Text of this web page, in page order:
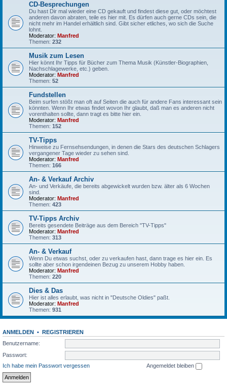
CD-Besprechungen
Du hast Dir mal wieder eine CD gekauft und findest diese gut, oder möchtest
anderen davon abraten, teile es hier mit. Es dürfen auch gerne CDs sein, die
nicht mehr im Handel erhältlich sind. Gibt sicher etliches, wo sich die Suche
lohnt.
Moderator: Manfred
Themen: 232
Musik zum Lesen
Hier könnt Ihr Tipps für Bücher zum Thema Musik (Künstler-Biographien,
Nachschlagewerke, etc.) geben.
Moderator: Manfred
Themen: 52
Fundstellen
Beim surfen stößt man oft auf Seiten die auch für andere Fans interessant sein
könnten. Wenn Ihr etwas findet wovon Ihr glaubt, daß man es anderen nicht
vorenthalten sollte, dann tragt es bitte hier ein.
Moderator: Manfred
Themen: 152
TV-Tipps
Hinweise zu Fernsehsendungen, in denen die Stars des deutschen Schlagers
vergangener Tage wieder zu sehen sind.
Moderator: Manfred
Themen: 166
An- & Verkauf Archiv
An- und Verkäufe, die bereits abgewickelt wurden bzw. älter als 6 Wochen
sind.
Moderator: Manfred
Themen: 423
TV-Tipps Archiv
Bereits gesendete Beiträge aus dem Bereich "TV-Tipps"
Moderator: Manfred
Themen: 313
An- & Verkauf
Wenn Du etwas suchst, oder zu verkaufen hast, dann trage es hier ein. Es
sollte aber schon irgendeinen Bezug zu unserem Hobby haben.
Moderator: Manfred
Themen: 220
Dies & Das
Hier ist alles erlaubt, was nicht in "Deutsche Oldies" paßt.
Moderator: Manfred
Themen: 931
ANMELDEN • REGISTRIEREN
Benutzername:
Passwort:
Ich habe mein Passwort vergessen
Angemeldet bleiben